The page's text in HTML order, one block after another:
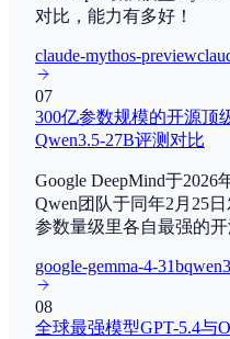
ByGoogle Deep Mind
Nemotron 3 Ultra
Gemini-SQL2
MiniMax M3
ByDeepSeek-AI
编程与软件工程
编程与软件工程
GPQA
综合评估
AIME2025
对比，能力有多好！
claude-mythos-preview
07
300亿参数规模的开源顶
Qwen3.5-27B评测对比
Google DeepMind于2026
Qwen团队于同年2月25
参数量级里各自最强的开
google-gemma-4-31b
08
全球最强模型GPT-5.4与